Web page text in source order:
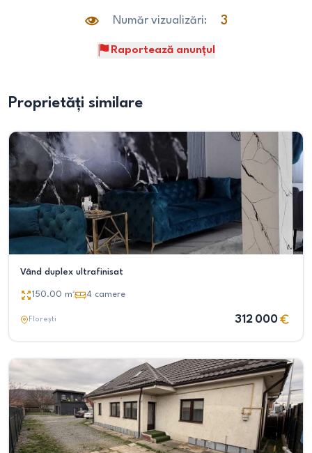
Număr vizualizări: 3
Raportează anunțul
Proprietăți similare
Vând duplex ultrafinisat
150.00 m² 4 camere
Florești 312 000